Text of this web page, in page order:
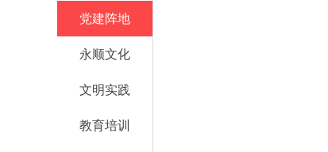
党建阵地
永顺文化
文明实践
教育培训